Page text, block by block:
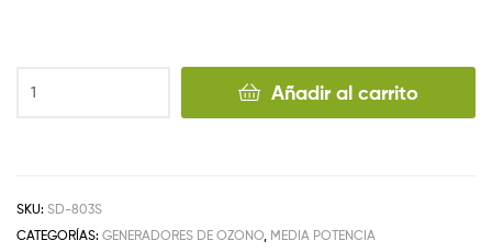
Añadir al carrito
SKU: SD-803S
CATEGORÍAS: GENERADORES DE OZONO MEDIA POTENCIA